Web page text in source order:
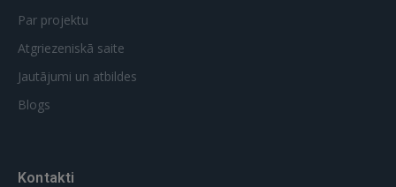
Par projektu
Atgriezeniskā saite
Jautājumi un atbildes
Blogs
Kontakti